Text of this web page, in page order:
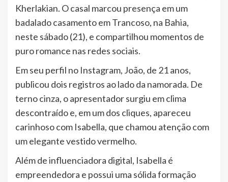
Kherlakian. O casal marcou presença em um
badalado casamento em Trancoso, na Bahia,
neste sábado (21), e compartilhou momentos de
puro romance nas redes sociais.
Em seu perfil no Instagram, João, de 21 anos,
publicou dois registros ao lado da namorada. De
terno cinza, o apresentador surgiu em clima
descontraído e, em um dos cliques, apareceu
carinhoso com Isabella, que chamou atenção com
um elegante vestido vermelho.
Além de influenciadora digital, Isabella é
empreendedora e possui uma sólida formação